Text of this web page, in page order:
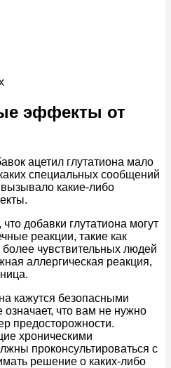
эффекты от
ацетил глутатиона мало
специальных сообщений
какие-либо
что добавки глутатиона могут
реакции, такие как
чувствительных людей
аллергическая реакция,
кажутся безопасными
что вам не нужно
предосторожности.
хроническими
проконсультироваться с
решение о каких-либо